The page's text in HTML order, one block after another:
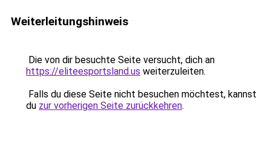
Weiterleitungshinweis
Die von dir besuchte Seite versucht, dich an
https://eliteesportsland.us weiterzuleiten.
Falls du diese Seite nicht besuchen möchtest, kannst
du zur vorherigen Seite zurückkehren.